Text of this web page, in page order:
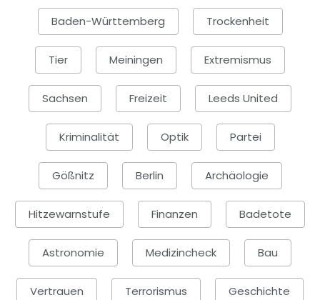
Baden-Württemberg Trockenheit
Tier Meiningen Extremismus
Sachsen Freizeit Leeds United
Kriminalität Optik Partei
Gößnitz Berlin Archäologie
Hitzewarnstufe Finanzen Badetote
Astronomie Medizincheck Bau
Vertrauen Terrorismus Geschichte